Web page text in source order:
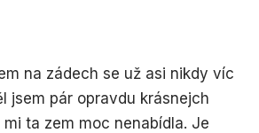
na zádech se už asi nikdy víc
jsem pár opravdu krásnejch
ta zem moc nenabídla. Je